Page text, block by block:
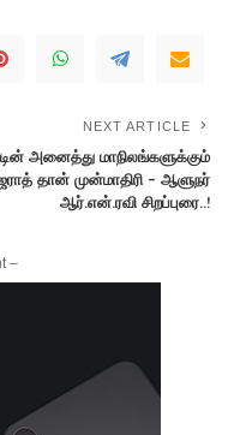
NEXT ARTICLE
அனைத்து மாநிலங்களுக்கும்
தான் முன்மாதிரி – ஆளுநர்
ஆர்.என்.ரவி சிறப்புரை..!
–